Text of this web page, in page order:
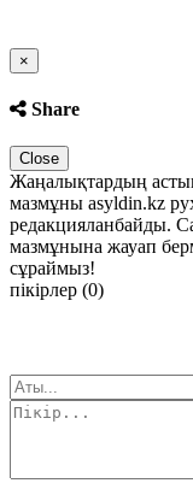
×
Share
Close
Жаңалықтардың
мазмұны asyldin.kz
редакцияланбайды.
мазмұнына жауап
сұраймыз!
пікірлер (0)